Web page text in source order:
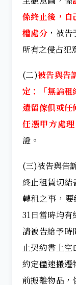
係終止後，自
權處分 ，被
所有之侵占犯
(二)被告與告
定 ：「無論
遺留傢俱或任
任憑甲方處理
證。
(三)被告與告
終止租賃切結
轉租之事，要
31日當時均
請被告給予時
止契約書上
約定儘速搬遷
前搬離物品，